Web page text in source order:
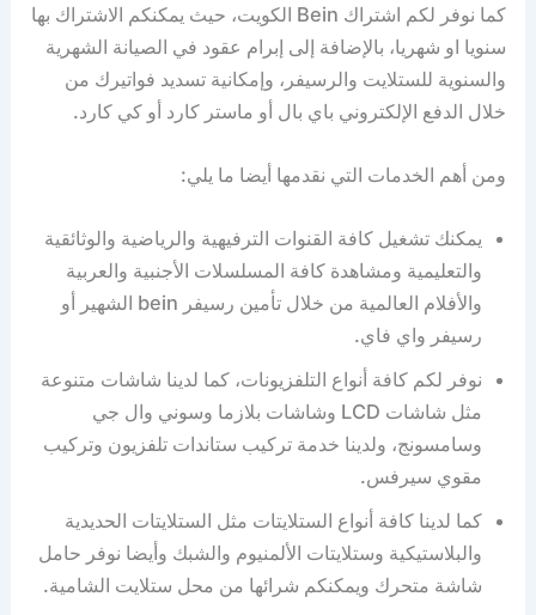
كما نوفر لكم اشتراك Bein الكويت، حيث يمكنكم الاشتراك بها
سنويا او شهريا، بالإضافة إلى إبرام عقود في الصيانة الشهرية
والسنوية للستلايت والرسيفر، وإمكانية تسديد فواتيرك من
خلال الدفع الإلكتروني باي بال أو ماستر كارد أو كي كارد.
ومن أهم الخدمات التي نقدمها أيضا ما يلي:
يمكنك تشغيل كافة القنوات الترفيهية والرياضية والوثائقية
والتعليمية ومشاهدة كافة المسلسلات الأجنبية والعربية
والأفلام العالمية من خلال تأمين رسيفر bein الشهير أو
رسيفر واي فاي.
نوفر لكم كافة أنواع التلفزيونات، كما لدينا شاشات متنوعة
مثل شاشات LCD وشاشات بلازما وسوني وال جي
وسامسونج، ولدينا خدمة تركيب ستاندات تلفزيون وتركيب
مقوي سيرفس.
كما لدينا كافة أنواع الستلايتات مثل الستلايتات الحديدية
والبلاستيكية وستلايتات الألمنيوم والشبك وأيضا نوفر حامل
شاشة متحرك ويمكنكم شرائها من محل ستلايت الشامية.